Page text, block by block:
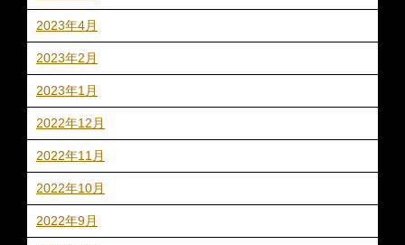
2023年4月
2023年2月
2023年1月
2022年12月
2022年11月
2022年10月
2022年9月